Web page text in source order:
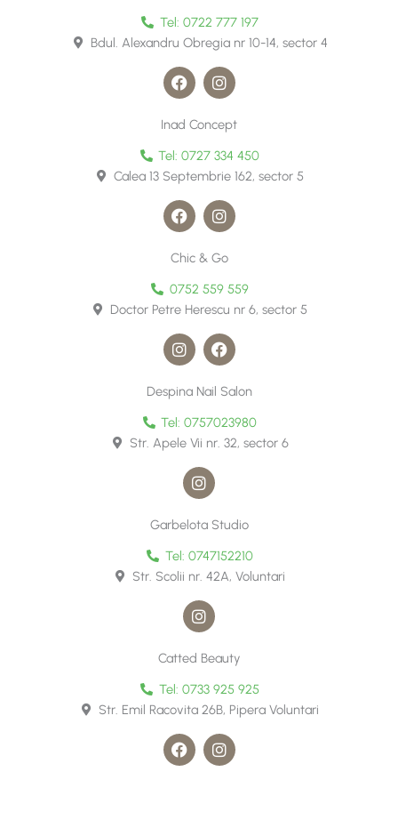
o
o
k
g
r
a
m
Tel: 0722 777 197
Bdul. Alexandru Obregia nr 10-14, sector 4
F
a
e
o
o
k
I
n
t
a
g
r
a
m
Inad Concept
Tel: 0727 334 450
Calea 13 Septembrie 162, sector 5
F
a
e
o
o
k
I
n
t
g
r
a
m
Chic & Go
0752 559 559
Doctor Petre Herescu nr 6, sector 5
I
n
t
g
r
a
m
F
a
e
o
o
k
Despina Nail Salon
Tel: 0757023980
Str. Apele Vii nr. 32, sector 6
I
n
t
g
r
a
m
Garbelota Studio
Tel: 0747152210
Str. Scolii nr. 42A, Voluntari
I
n
t
g
r
a
m
Catted Beauty
Tel: 0733 925 925
Str. Emil Racovita 26B, Pipera Voluntari
F
a
I
n